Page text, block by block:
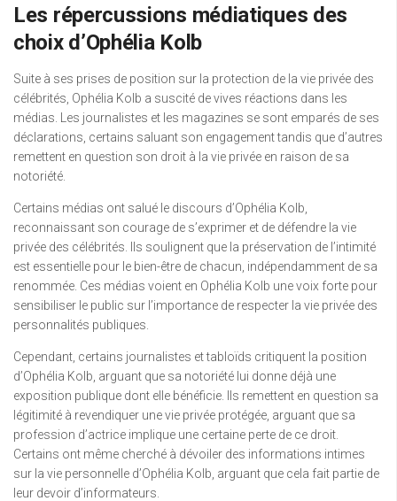
Les répercussions médiatiques des
choix d’Ophélia Kolb
Suite à ses prises de position sur la protection de la vie privée des
célébrités, Ophélia Kolb a suscité de vives réactions dans les
médias. Les journalistes et les magazines se sont emparés de ses
déclarations, certains saluant son engagement tandis que d’autres
remettent en question son droit à la vie privée en raison de sa
notoriété.
Certains médias ont salué le discours d’Ophélia Kolb,
reconnaissant son courage de s’exprimer et de défendre la vie
privée des célébrités. Ils soulignent que la préservation de l’intimité
est essentielle pour le bien-être de chacun, indépendamment de sa
renommée. Ces médias voient en Ophélia Kolb une voix forte pour
sensibiliser le public sur l’importance de respecter la vie privée des
personnalités publiques.
Cependant, certains journalistes et tabloïds critiquent la position
d’Ophélia Kolb, arguant que sa notoriété lui donne déjà une
exposition publique dont elle bénéficie. Ils remettent en question sa
légitimité à revendiquer une vie privée protégée, arguant que sa
profession d’actrice implique une certaine perte de ce droit.
Certains ont même cherché à dévoiler des informations intimes
sur la vie personnelle d’Ophélia Kolb, arguant que cela fait partie de
leur devoir d’informateurs.